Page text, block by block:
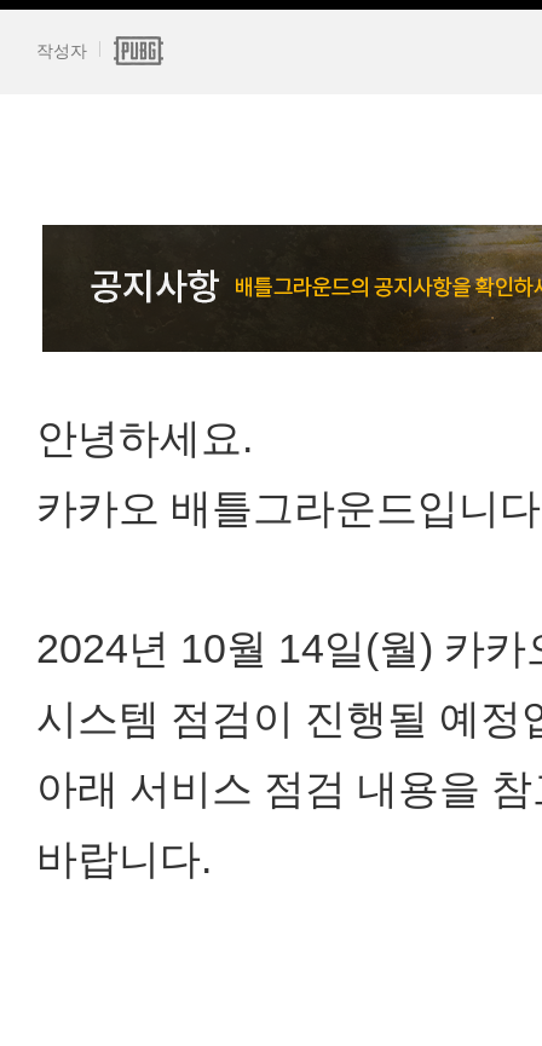
작성자
안녕하세요.
카카오 배틀그라운드입니
2024년 10월 14일(월) 카
시스템 점검이 진행될 예정
아래 서비스 점검 내용을
바랍니다.